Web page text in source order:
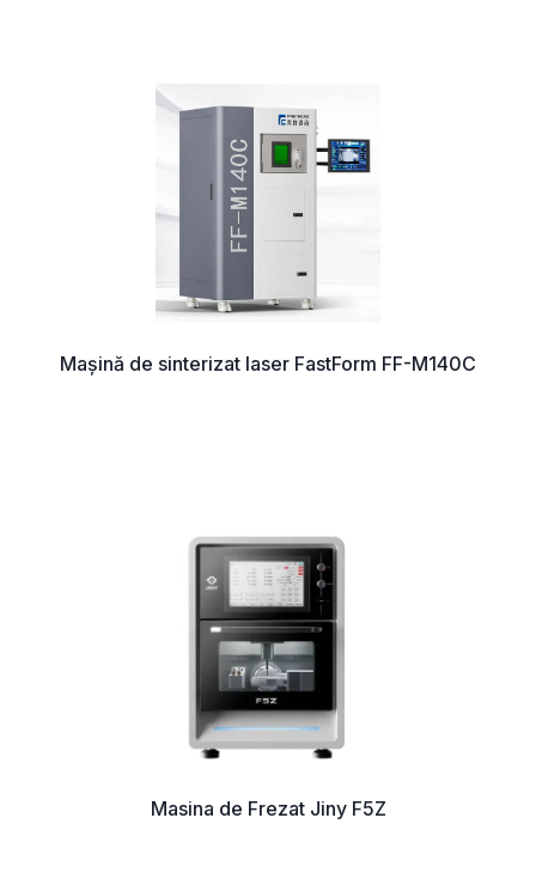
Mașină de sinterizat laser FastForm FF-M140C
Masina de Frezat Jiny F5Z